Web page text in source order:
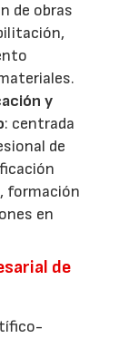
de obras
y
: centrada
de
formación
en
de